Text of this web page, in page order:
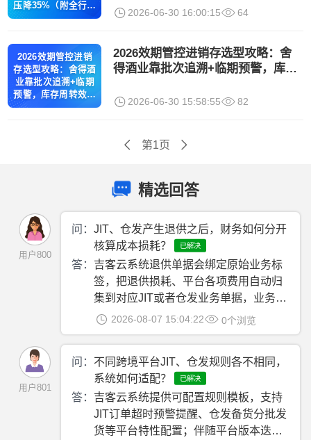
压降35%（附全行业
解决方案）
2026-06-30 16:00:15 64
2026效期管控进销
存选型攻略：舍得酒
业靠批次追溯+临期
预警，库存周转效率
提升40%（附全行业
2026效期管控进销存选型攻略：舍
得酒业靠批次追溯+临期预警，库存
案）2026-06-30 15:58:55 82
第1页
精选回答
用户800
问： JIT、仓发产生退供之后，财务如何分开
核算成本损耗？
已解决
答： 吉客云系统退供单据会绑定原始业务标
签，把退供损耗、平台各项费用自动归
集到对应JIT或者仓发业务单据，业务数
据直接推送财务模块完成分开核算。
2026-08-07 15:04:22 0个浏览
用户801
问： 不同跨境平台JIT、仓发规则各不相同，
系统如何适配？
已解决
答： 吉客云系统提供可配置规则模板，支持
JIT订单超时预警提醒、仓发备货分批发
货等平台特性配置；伴随平台版本迭代